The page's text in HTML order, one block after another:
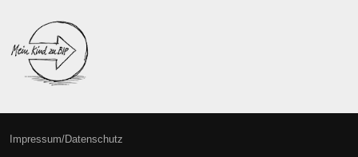
Impressum/Datenschutz